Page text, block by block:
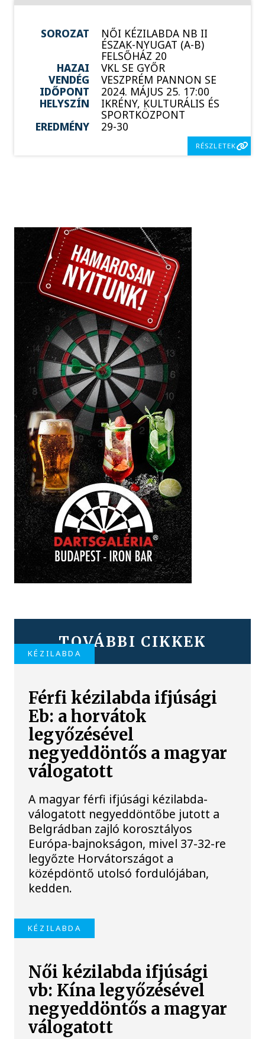
SOROZAT NŐI KÉZILABDA NB II
ÉSZAK-NYUGAT (A-B)
FELSŐHÁZ 20
HAZAI
VKL SE GYŐR
VENDÉG
VESZPRÉM PANNON SE
IDŐPONT
2024. MÁJUS 25. 17:00
HELYSZÍN
IKRÉNY, KULTURÁLIS ÉS
SPORTKÖZPONT
EREDMÉNY
29-30
RÉSZLETEK
TOVÁBBI CIKKEK
KÉZILABDA
Férfi kézilabda ifjúsági
Eb: a horvátok
legyőzésével
negyeddöntős a magyar
válogatott
A magyar férfi ifjúsági kézilabda-
válogatott negyeddöntőbe jutott a
Belgrádban zajló korosztályos
Európa-bajnokságon, mivel 37-32-re
legyőzte Horvátországot a
középdöntő utolsó fordulójában,
kedden.
KÉZILABDA
Női kézilabda ifjúsági
vb: Kína legyőzésével
negyeddöntős a magyar
válogatott